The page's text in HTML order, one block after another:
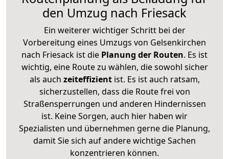
den Umzug nach Friesack
Ein weiterer wichtiger Schritt bei der
Vorbereitung eines Umzugs von Gelsenkirchen
nach Friesack ist die Planung der Routen. Es ist
wichtig, eine Route zu wählen, die sowohl sicher
als auch zeiteffizientist. Es ist auch ratsam,
sicherzustellen, dass die Route frei von
Straßensperrungen und anderen Hindernissen
ist. Keine Sorgen, auch hier haben wir
Spezialisten und übernehmen gerne die Planung,
damit Sie sich auf andere wichtige Sachen
konzentrieren können.